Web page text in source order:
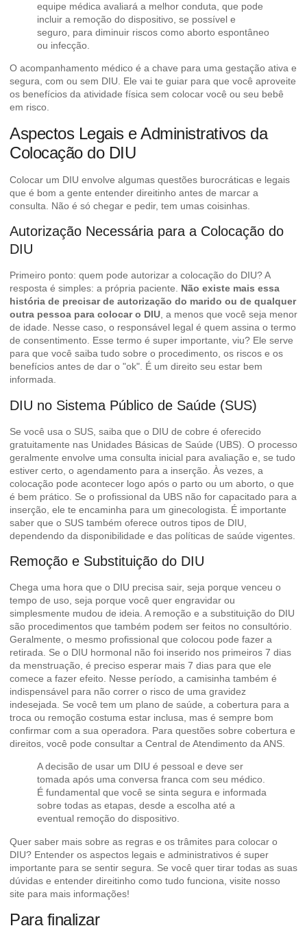
equipe médica avaliará a melhor conduta, que pode
incluir a remoção do dispositivo, se possível e
seguro, para diminuir riscos como aborto espontâneo
ou infecção.
O acompanhamento médico é a chave para uma gestação ativa e
segura, com ou sem DIU. Ele vai te guiar para que você aproveite
os benefícios da atividade física sem colocar você ou seu bebê
em risco.
Aspectos Legais e Administrativos da
Colocação do DIU
Colocar um DIU envolve algumas questões burocráticas e legais
que é bom a gente entender direitinho antes de marcar a
consulta. Não é só chegar e pedir, tem umas coisinhas.
Autorização Necessária para a Colocação do
DIU
Primeiro ponto: quem pode autorizar a colocação do DIU? A
resposta é simples: a própria paciente. Não existe mais essa
história de precisar de autorização do marido ou de qualquer
outra pessoa para colocar o DIU , a menos que você seja menor
de idade. Nesse caso, o responsável legal é quem assina o termo
de consentimento. Esse termo é super importante, viu? Ele serve
para que você saiba tudo sobre o procedimento, os riscos e os
benefícios antes de dar o "ok". É um direito seu estar bem
informada.
DIU no Sistema Público de Saúde (SUS)
Se você usa o SUS, saiba que o DIU de cobre é oferecido
gratuitamente nas Unidades Básicas de Saúde (UBS). O processo
geralmente envolve uma consulta inicial para avaliação e, se tudo
estiver certo, o agendamento para a inserção. Às vezes, a
colocação pode acontecer logo após o parto ou um aborto, o que
é bem prático. Se o profissional da UBS não for capacitado para a
inserção, ele te encaminha para um ginecologista. É importante
saber que o SUS também oferece outros tipos de DIU,
dependendo da disponibilidade e das políticas de saúde vigentes.
Remoção e Substituição do DIU
Chega uma hora que o DIU precisa sair, seja porque venceu o
tempo de uso, seja porque você quer engravidar ou
simplesmente mudou de ideia. A remoção e a substituição do DIU
são procedimentos que também podem ser feitos no consultório.
Geralmente, o mesmo profissional que colocou pode fazer a
retirada. Se o DIU hormonal não foi inserido nos primeiros 7 dias
da menstruação, é preciso esperar mais 7 dias para que ele
comece a fazer efeito. Nesse período, a camisinha também é
indispensável para não correr o risco de uma gravidez
indesejada. Se você tem um plano de saúde, a cobertura para a
troca ou remoção costuma estar inclusa, mas é sempre bom
confirmar com a sua operadora. Para questões sobre cobertura e
direitos, você pode consultar a Central de Atendimento da ANS
A decisão de usar um DIU é pessoal e deve ser
tomada após uma conversa franca com seu médico.
É fundamental que você se sinta segura e informada
sobre todas as etapas, desde a escolha até a
eventual remoção do dispositivo.
Quer saber mais sobre as regras e os trâmites para colocar o
DIU? Entender os aspectos legais e administrativos é super
importante para se sentir segura. Se você quer tirar todas as suas
dúvidas e entender direitinho como tudo funciona, visite nosso
site para mais informações!
Para finalizar